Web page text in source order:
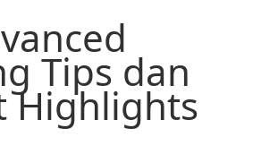
Tips dan
Highlights